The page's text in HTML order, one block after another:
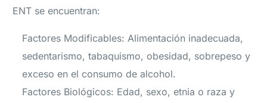
ENT se encuentran:
Factores Modificables: Alimentación inadecuada,
sedentarismo, tabaquismo, obesidad, sobrepeso y
exceso en el consumo de alcohol.
Factores Biológicos: Edad, sexo, etnia o raza y